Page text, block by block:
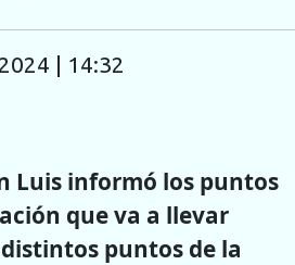
| 14:32
Luis informó los puntos
que va a llevar
puntos de la